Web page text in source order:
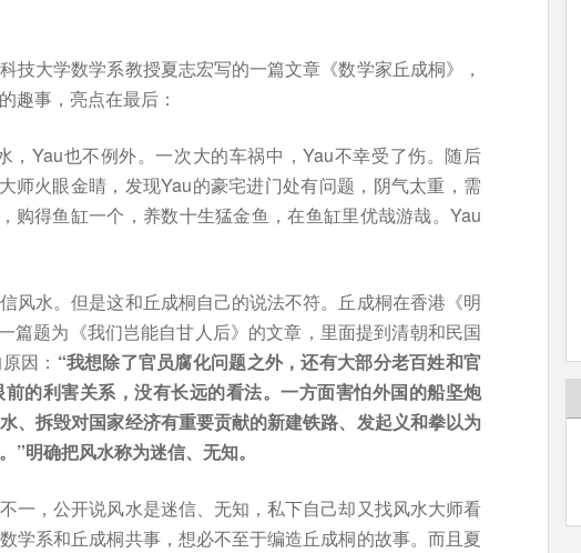
技大学数学系教授夏志宏写的一篇文章《数学家丘成桐》，
趣事，亮点在最后：
，Yau也不例外。一次大的车祸中，Yau不幸受了伤。随后
师火眼金睛，发现Yau的豪宅进门处有问题，阴气太重，需
购得鱼缸一个，养数十生猛金鱼，在鱼缸里优哉游哉。Yau
风水。但是这和丘成桐自己的说法不符。丘成桐在香港《明
篇题为《我们岂能自甘人后》的文章，里面提到清朝和民国
因： “我想除了官员腐化问题之外，还有大部分老百姓和官
的利害关系，没有长远的看法。一方面害怕外国的船坚炮
、拆毁对国家经济有重要贡献的新建铁路、发起义和拳以为
”明确把风水称为迷信、无知。
一，公开说风水是迷信、无知，私下自己却又找风水大师看
学系和丘成桐共事，想必不至于编造丘成桐的故事。而且夏